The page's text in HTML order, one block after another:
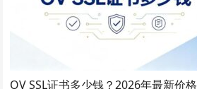
OV SSL证书多少钱？2026年最新价